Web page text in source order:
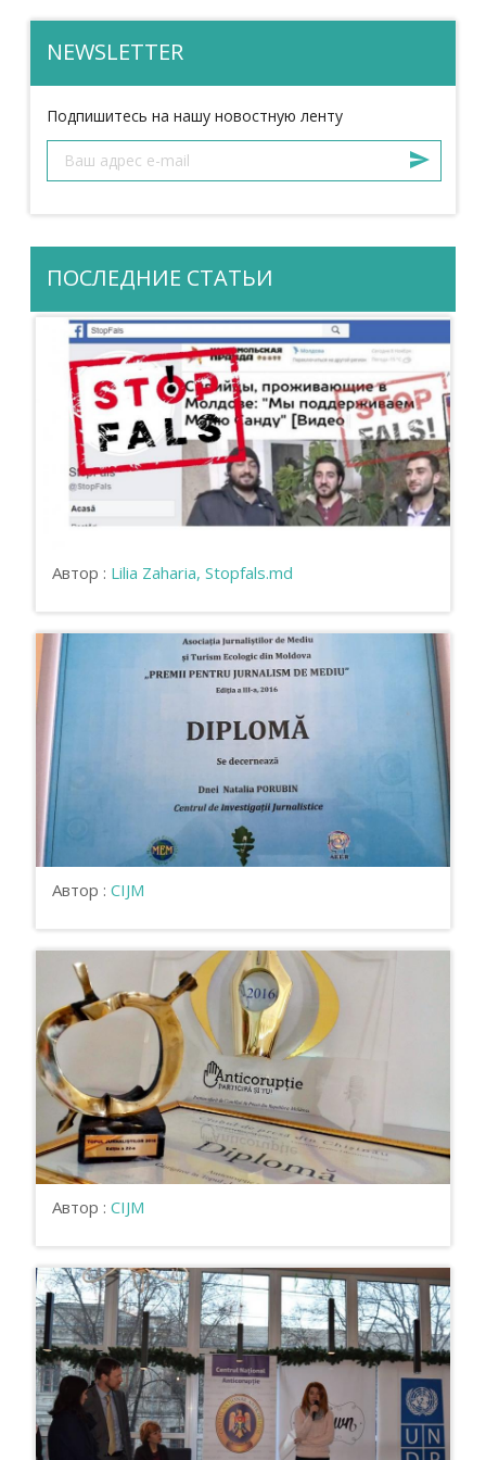
NEWSLETTER
Подпишитесь на нашу новостную ленту
ПОСЛЕДНИЕ СТАТЬИ
Автор : Lilia Zaharia, Stopfals.md
Автор : CIJM
Автор : CIJM